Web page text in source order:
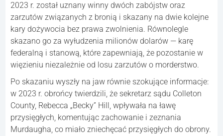
2023 r. został uznany winny dwóch zabójstw oraz
zarzutów związanych z bronią i skazany na dwie kolejne
kary dożywocia bez prawa zwolnienia. Równolegle
skazano go za wyłudzenia milionów dolarów — karę
federalną i stanową, które zapewniają, że pozostanie w
więzieniu niezależnie od losu zarzutów o morderstwo.
Po skazaniu wyszły na jaw równie szokujące informacje:
w 2023 r. obrońcy twierdzili, że sekretarz sądu Colleton
County, Rebecca „Becky” Hill, wpływała na ławę
przysięgłych, komentując zachowanie i zeznania
Murdaugha, co miało zniechęcać przysięgłych do obrony.